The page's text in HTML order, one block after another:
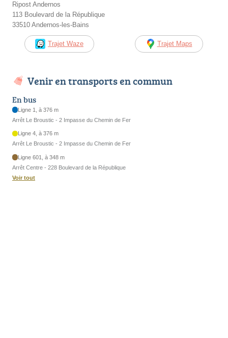
Ripost Andernos
113 Boulevard de la République
33510 Andernos-les-Bains
Trajet Waze Trajet Maps
Venir en transports en commun
En bus
Ligne 1, à 376 m
Arrêt Le Broustic - 2 Impasse du Chemin de Fer
Ligne 4, à 376 m
Arrêt Le Broustic - 2 Impasse du Chemin de Fer
Ligne 601, à 348 m
Arrêt Centre - 228 Boulevard de la République
Voir tout